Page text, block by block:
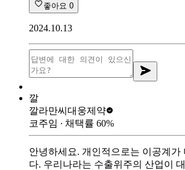
좋아요 0
2024.10.13
깔
깔라만씨 대웅제약
코주임 ∙ 채택률 60%
안녕하세요. 개인적으로는 이공계가
다. 우리나라는 수출위주의 산업이